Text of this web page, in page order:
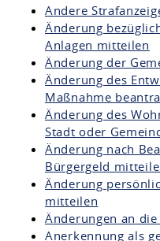
Andere
Änderung
Anlagen mitteilen
Änderung der
Änderung des
Maßnahme
Änderung des
Stadt oder
Änderung nach
Bürgergeld
Änderung
mitteilen
Änderungen an
Anerkennung als